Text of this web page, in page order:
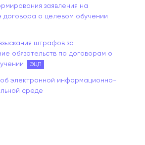
заявления на
договора о целевом обучении
штрафов за
обязательств по договорам о
ЭЦП
электронной информационно-
среде